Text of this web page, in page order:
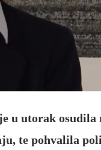
u utorak osudila
te pohvalila